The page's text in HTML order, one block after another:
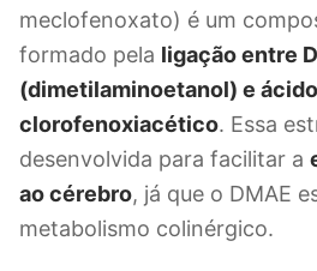
meclofenoxato) é um
formado pela ligação entre
(dimetilaminoetanol) e
clorofenoxiacético. Essa
desenvolvida para facilitar a
ao cérebro, já que o DMAE
metabolismo colinérgico.